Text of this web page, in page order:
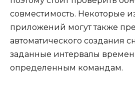
совместимость. Некоторые
приложений могут также
автоматического создания
заданные интервалы
определенным командам.